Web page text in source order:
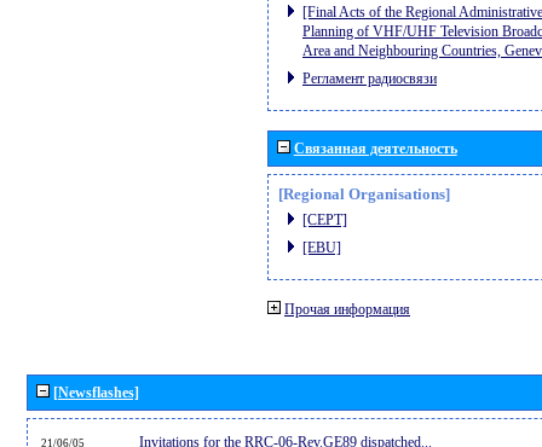
[Final Acts of the Regional
Planning of VHF/UHF Television
Area and Neighbouring Countries,
Регламент радиосвязи
Связанная деятельность
[Regional Organisations]
[CEPT]
[EBU]
Прочая информация
[Newsflashes]
21/06/05 Invitations for the RRC-06-Rev.GE89 dispatched...